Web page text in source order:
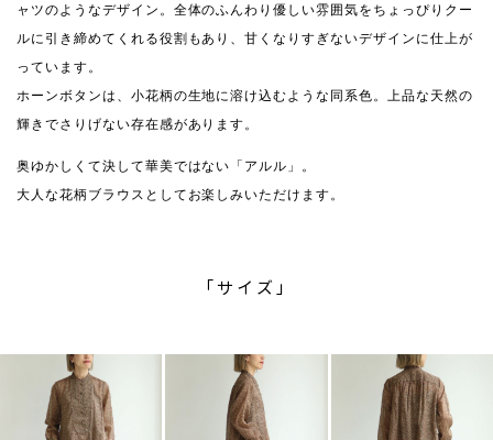
ャツのようなデザイン。全体のふんわり優しい雰囲気をちょっぴりクー
ルに引き締めてくれる役割もあり、甘くなりすぎないデザインに仕上が
っています。
ホーンボタンは、小花柄の生地に溶け込むような同系色。上品な天然の
輝きでさりげない存在感があります。
奥ゆかしくて決して華美ではない「アルル」。
大人な花柄ブラウスとしてお楽しみいただけます。
「サイズ」